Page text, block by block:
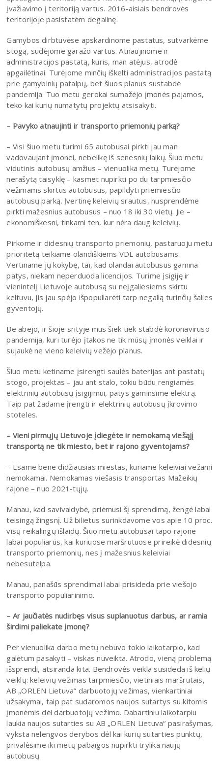
įvažiavimo į teritoriją vartus. 2016-aisiais bendrovės
teritorijoje pasistatėm degalinę.
Gamybos dirbtuvėse apskardinome pastatus, sutvarkėme
stogą, sudėjome garažo vartus. Atnaujinome ir
administracijos pastatą, kuris, man atėjus, atrodė
apgailėtinai. Turėjome minčių iškelti administracijos pastatą
prie gamybinių patalpų, bet šiuos planus sustabdė
pandemija. Tuo metu gerokai sumažėjo įmonės pajamos,
teko kai kurių numatytų projektų atsisakyti.
– Pavyko atnaujinti ir transporto priemonių parką?
– Visi šiuo metu turimi 65 autobusai pirkti jau man
vadovaujant įmonei, nebelikę iš senesnių laikų. Šiuo metu
vidutinis autobusų amžius – vienuolika metų. Turėjome
nerašytą taisyklę – kasmet nupirkti po du tarpmiesčio
vežimams skirtus autobusus, papildyti priemiesčio
autobusų parką. Įvertinę keleivių srautus, nusprendėme
pirkti mažesnius autobusus – nuo 18 iki 30 vietų. Jie –
ekonomiškesni, tinkami ten, kur nėra daug keleivių.
Pirkome ir didesnių transporto priemonių, pastaruoju metu
prioritetą teikiame olandiškiems VDL autobusams.
Vertiname jų kokybę, tai, kad olandai autobusus gamina
patys, niekam neperduoda licencijos. Turime įsigiję ir
vienintelį Lietuvoje autobusą su neįgaliesiems skirtu
keltuvu, jis jau spėjo išpopuliarėti tarp negalią turinčių šalies
gyventojų.
Be abejo, ir šioje srityje mus šiek tiek stabdė koronaviruso
pandemija, kuri turėjo įtakos ne tik mūsų įmonės veiklai ir
sujaukė ne vieno keleivių vežėjo planus.
Šiuo metu ketiname įsirengti saulės baterijas ant pastatų
stogo, projektas – jau ant stalo, tokiu būdu rengiamės
elektrinių autobusų įsigijimui, patys gaminsime elektrą.
Taip pat žadame įrengti ir elektrinių autobusų įkrovimo
stoteles.
– Vieni pirmųjų Lietuvoje įdiegėte ir nemokamą viešąjį
transportą ne tik miesto, bet ir rajono gyventojams?
– Esame bene didžiausias miestas, kuriame keleiviai vežami
nemokamai. Nemokamas viešasis transportas Mažeikių
rajone – nuo 2021-tųjų.
Manau, kad savivaldybė, priėmusi šį sprendimą, žengė labai
teisingą žingsnį. Už bilietus surinkdavome vos apie 10 proc.
visų reikalingų išlaidų. Šiuo metu autobusai tapo rajone
labai populiarūs, kai kuriuose maršrutuose prireikė didesnių
transporto priemonių, nes į mažesnius keleiviai
nebesutelpa.
Manau, panašūs sprendimai labai prisideda prie viešojo
transporto populiarinimo.
– Ar jaučiatės nudirbęs visus suplanuotus darbus, ar ramia
širdimi paliekate įmonę?
Per vienuolika darbo metų nebuvo tokio laikotarpio, kad
galėtum pasakyti – viskas nuveikta. Atrodo, vieną problemą
išsprendi, atsiranda kita. Bendrovės veikla susideda iš kelių
veiklų: keleivių vežimas tarpmiesčio, vietiniais maršrutais,
AB „ORLEN Lietuva” darbuotojų vežimas, vienkartiniai
užsakymai, taip pat sudaromos naujos sutartys su kitomis
įmonėmis dėl darbuotojų vežimo. Dabartiniu laikotarpiu
laukia naujos sutarties su AB „ORLEN Lietuva“ pasirašymas,
vyksta nelengvos derybos dėl kai kurių sutarties punktų,
privalėsime iki metų pabaigos nupirkti trylika naujų
autobusų.